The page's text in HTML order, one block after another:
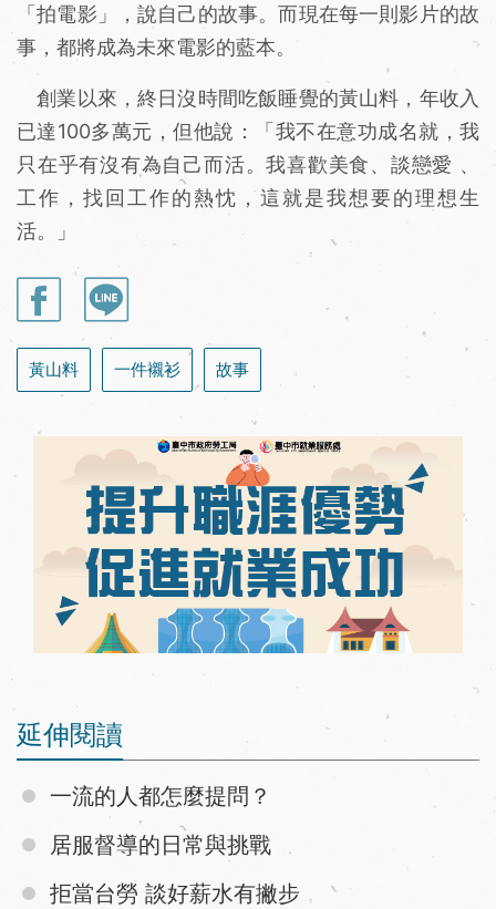
「拍電影」，說自己的故事。而現在每一則影片的故
事，都將成為未來電影的藍本。
創業以來，終日沒時間吃飯睡覺的黃山料，年收入
已達100多萬元，但他說：「我不在意功成名就，我
只在乎有沒有為自己而活。我喜歡美食、談戀愛 、
工作，找回工作的熱忱，這就是我想要的理想生
活。」
黃山料 一件襯衫 故事
延伸閱讀
一流的人都怎麼提問？
居服督導的日常與挑戰
拒當台勞 談好薪水有撇步